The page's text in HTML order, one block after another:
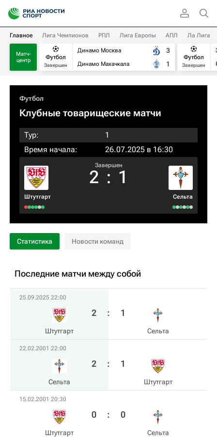
Главное Лига Чемпионов РПЛ Лига Европы АПЛ Ла Лига
Матч-
центр
Футбол
Завершен
Динамо Москва
Динамо Махачкала
3
1
Футбол
Завершен
Футбол
Клубные товарищеские матчи
Тур:
1
Время начала:
26.07.2025 в 16:30
Штутгарт
Завершен
2 : 1
Сельта
Статистика Новости команд
Последние матчи между собой
25.09.2025 22:00
Штутгарт
2 : 1
Сельта
22.02.2001 22:00
Сельта
2 : 1
Штутгарт
15.02.2001 20:30
Штутгарт
0 : 0
Сельта